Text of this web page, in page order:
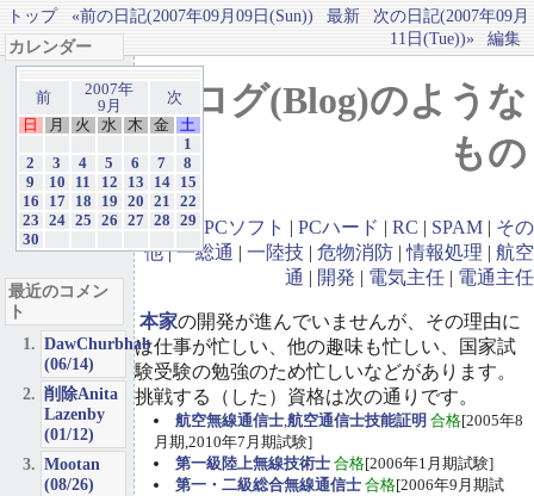
トップ «前の日記(2007年09月09日(Sun)) 最新
次の日記(2007年09月
11日(Tue))»
編集
ブログ(Blog)のような
もの
GBA| PCソフト | PCハード | RC | SPAM | その
他|一総通 | 一陸技 | 危物消防 |情報処理 | 航空
通 | 開発 | 電気主任 | 電通主任
本家の開発が進んでいませんが、その理由に
は仕事が忙しい、他の趣味も忙しい、国家試
験受験の勉強のため忙しいなどがあります。
挑戦する（した）資格は次の通りです。
航空無線通信士,航空通信士技能証明 合格[2005年8
月期,2010年7月期試験]
第一級陸上無線技術士 合格[2006年1月期試験]
第一・二級総合無線通信士 合格[2006年9月期試
カレンダー
前
2007年
9月
次
日
月 火 水 木 金
土
1
2
3 4 5 6 7
8
9
10 11 12 13 14
15
16
17 18 19 20 21
22
23
24 25 26 27 28
29
30
最近のコメン
ト
DawChurbhab
(06/14)
削除Anita
Lazenby
(01/12)
Mootan
(08/26)